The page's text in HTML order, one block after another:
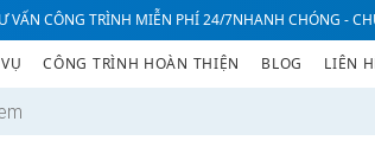
VẤN CÔNG TRÌNH MIỄN PHÍ 24/7NHANH CHÓNG -
CÔNG TRÌNH HOÀN THIỆN BLOG LIÊN